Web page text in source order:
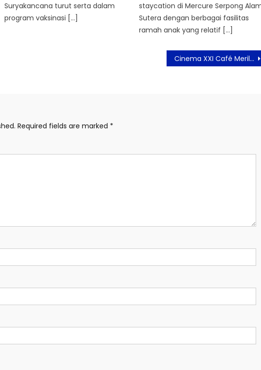
Suryakancana turut serta dalam
program vaksinasi […]
staycation di Mercure Serpong
Sutera dengan berbagai fasilitas
ramah anak yang relatif […]
Cinema XXI Café Merilis Varian Minuman dan Makanan Terbaru
Required fields are marked *